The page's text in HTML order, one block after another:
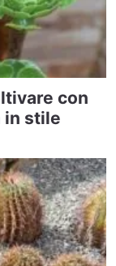
con
in stile